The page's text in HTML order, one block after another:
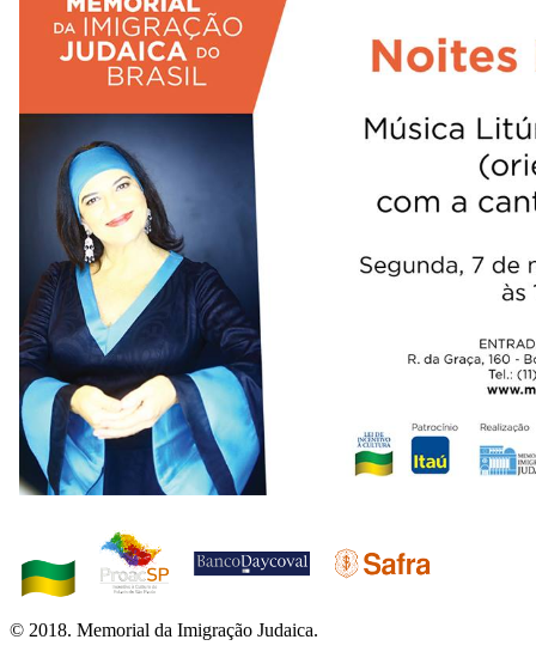
© 2018. Memorial da Imigração Judaica.